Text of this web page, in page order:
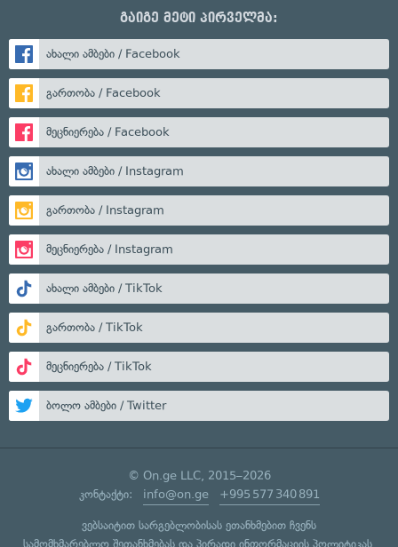
გაიგე მეტი პირველმა:
ახალი ამბები / Facebook
გართობა / Facebook
მეცნიერება / Facebook
ახალი ამბები / Instagram
გართობა / Instagram
მეცნიერება / Instagram
ახალი ამბები / TikTok
გართობა / TikTok
მეცნიერება / TikTok
ბოლო ამბები / Twitter
© On.ge LLC, 2015–2026
კონტაქტი: info@on.ge +995 577 340 891
ვებსაიტით სარგებლობისას ეთანხმებით ჩვენს
სამომხმარებლო შეთანხმებასდა პირადი ინფორმაციის პოლიტიკას.